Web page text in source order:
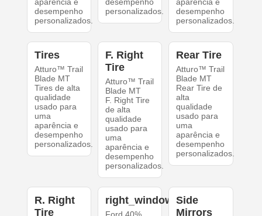
aparência e
desempenho
personalizados.
desempenho
personalizados.
aparência e
desempenho
personalizados.
Tires
Atturo™ Trail
Blade MT
Tires de alta
qualidade
usado para
uma
aparência e
desempenho
personalizados.
F. Right
Tire
Atturo™ Trail
Blade MT
F. Right Tire
de alta
qualidade
usado para
uma
aparência e
desempenho
personalizados.
Rear Tire
Atturo™ Trail
Blade MT
Rear Tire de
alta
qualidade
usado para
uma
aparência e
desempenho
personalizados.
R. Right
Tire
right_windowsSide
Mirrors